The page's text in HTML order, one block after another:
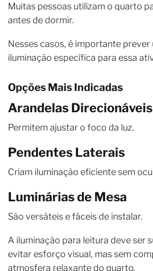
Muitas pessoas utilizam o quarto
antes de dormir.
Nesses casos, é importante prever
iluminação específica para essa
Opções Mais Indicadas
Arandelas Direcionáveis
Permitem ajustar o foco da luz.
Pendentes Laterais
Criam iluminação eficiente sem
Luminárias de Mesa
São versáteis e fáceis de instalar.
A iluminação para leitura deve ser
evitar esforço visual, mas sem
atmosfera relaxante do quarto.